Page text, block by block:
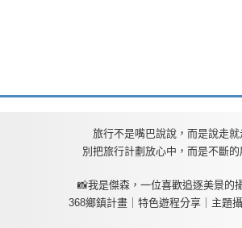
旅行不是嘴巴說說，而是說走就
別把旅行計劃放心中，而是不斷的
📸我是傑森，一位喜歡追逐美景的
368鄉鎮計畫｜特色遊程分享｜主題